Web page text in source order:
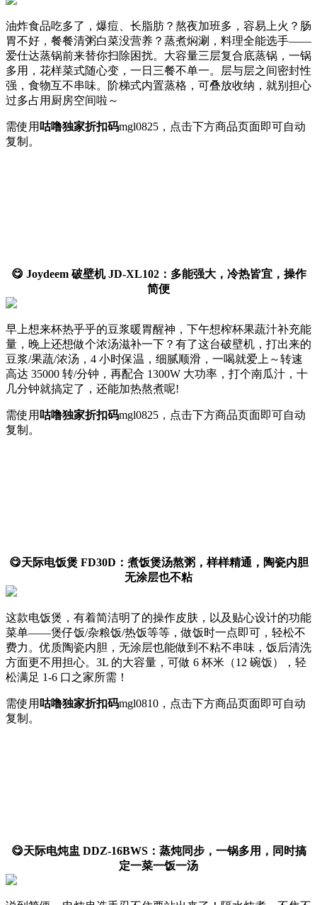
油炸食品吃多了，爆痘、长脂肪？熬夜加班多，容易上火？肠
胃不好，餐餐清粥白菜没营养？蒸煮焖涮，料理全能选手——
爱仕达蒸锅前来替你扫除困扰。大容量三层复合底蒸锅，一锅
多用，花样菜式随心变，一日三餐不单一。层与层之间密封性
强，食物互不串味。阶梯式内置蒸格，可叠放收纳，就别担心
过多占用厨房空间啦～
需使用 咕噜独家折扣码mgl0825 ，点击下方商品页面即可自动
复制。
😋 Joydeem 破壁机 JD-XL102：多能强大，冷热皆宜，操作
简便
早上想来杯热乎乎的豆浆暖胃醒神，下午想榨杯果蔬汁补充能
量，晚上还想做个浓汤滋补一下？有了这台破壁机，打出来的
豆浆/果蔬/浓汤，4 小时保温，细腻顺滑，一喝就爱上～转速
高达 35000 转/分钟，再配合 1300W 大功率，打个南瓜汁，十
几分钟就搞定了，还能加热熬煮呢!
需使用 咕噜独家折扣码mgl0825 ，点击下方商品页面即可自动
复制。
😋天际电饭煲 FD30D：煮饭煲汤熬粥，样样精通，陶瓷内胆
无涂层也不粘
这款电饭煲，有着简洁明了的操作皮肤，以及贴心设计的功能
菜单——煲仔饭/杂粮饭/热饭等等，做饭时一点即可，轻松不
费力。优质陶瓷内胆，无涂层也能做到不粘不串味，饭后清洗
方面更不用担心。3L 的大容量，可做 6 杯米（12 碗饭），轻
松满足 1-6 口之家所需！
需使用 咕噜独家折扣码mgl0810 ，点击下方商品页面即可自动
复制。
😋天际电炖盅 DDZ-16BWS：蒸炖同步，一锅多用，同时搞
定一菜一饭一汤